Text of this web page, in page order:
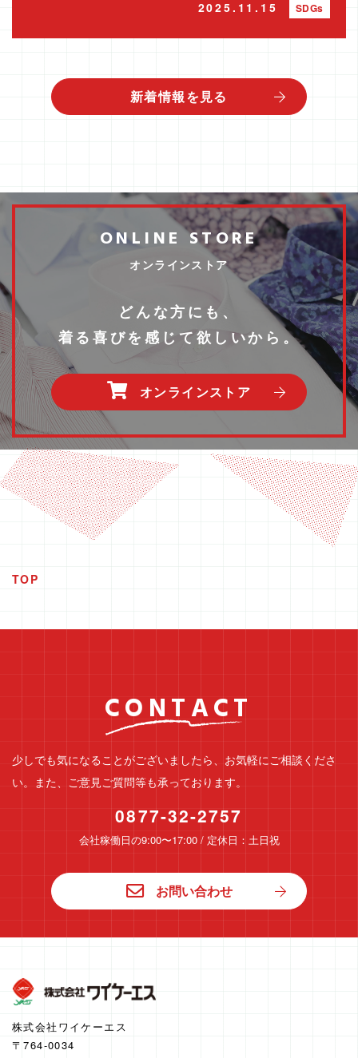
2025.11.15
SDGs
新着情報を見る
ONLINE STORE
オンラインストア
どんな方にも、
着る喜びを感じて欲しいから。
オンラインストア
TOP
CONTACT
少しでも気になることがございましたら、お気軽にご相談くださ
い。
また、ご意見ご質問等も承っております。
0877-32-2757
会社稼働日の9:00〜17:00 / 定休日：土日祝
お問い合わせ
株式会社ワイケーエス
〒764-0034